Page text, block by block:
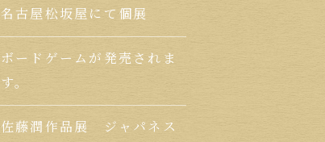
名古屋松坂屋にて個展
ボードゲームが発売されま
す。
佐藤潤作品展 ジャパネス